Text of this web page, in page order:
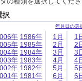
択
年月日の選
年
年
年
年
年
年
1986年
1985年
1984年
1983年
1982年
1981年
1月
2月
3月
4月
5月
6月
1
2
3
4
5
6